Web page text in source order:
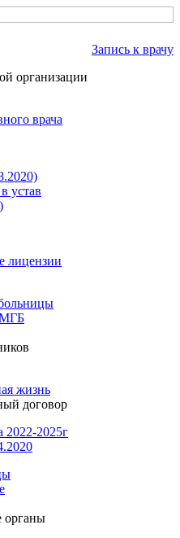
Запись к врачу
организации
врача
устав
лицензии
МГБ
жизнь
договор
2022-2025г
органы